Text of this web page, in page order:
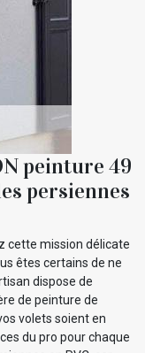
peinture 49
persiennes
cette mission délicate
êtes certains de ne
dispose de
de peinture de
volets soient en
du pro pour chaque